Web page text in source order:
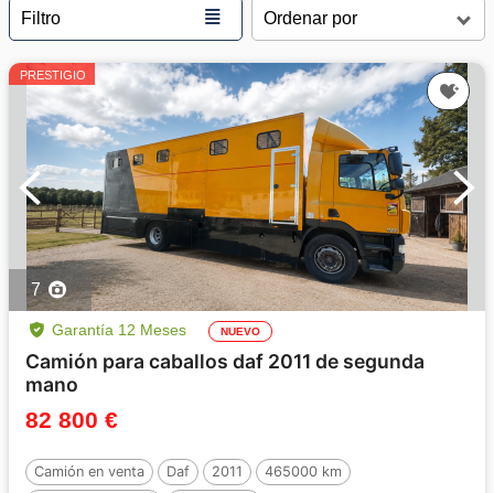
Filtro ≣
PRESTIGIO
7
Garantía 12 Meses NUEVO
Camión para caballos daf 2011 de segunda
mano
82 800 €
Camión en venta Daf 2011
465000 km